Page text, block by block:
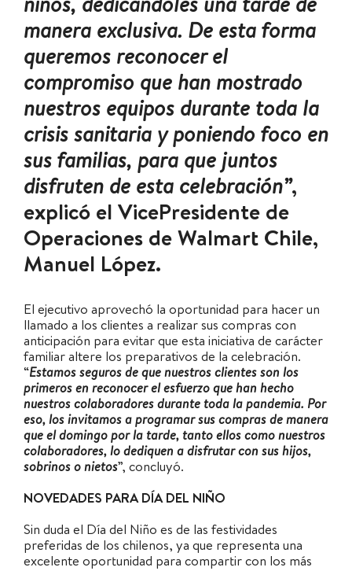
niños, dedicándoles una tarde de
manera exclusiva. De esta forma
queremos reconocer el
compromiso que han mostrado
nuestros equipos durante toda la
crisis sanitaria y poniendo foco en
sus familias, para que juntos
disfruten de esta celebración”,
explicó el VicePresidente de
Operaciones de Walmart Chile,
Manuel López.
El ejecutivo aprovechó la oportunidad para hacer un
llamado a los clientes a realizar sus compras con
anticipación para evitar que esta iniciativa de carácter
familiar altere los preparativos de la celebración.
“Estamos seguros de que nuestros clientes son los
primeros en reconocer el esfuerzo que han hecho
nuestros colaboradores durante toda la pandemia. Por
eso, los invitamos a programar sus compras de manera
que el domingo por la tarde, tanto ellos como nuestros
colaboradores, lo dediquen a disfrutar con sus hijos,
sobrinos o nietos”, concluyó.
NOVEDADES PARA DÍA DEL NIÑO
Sin duda el Día del Niño es de las festividades
preferidas de los chilenos, ya que representa una
excelente oportunidad para compartir con los más